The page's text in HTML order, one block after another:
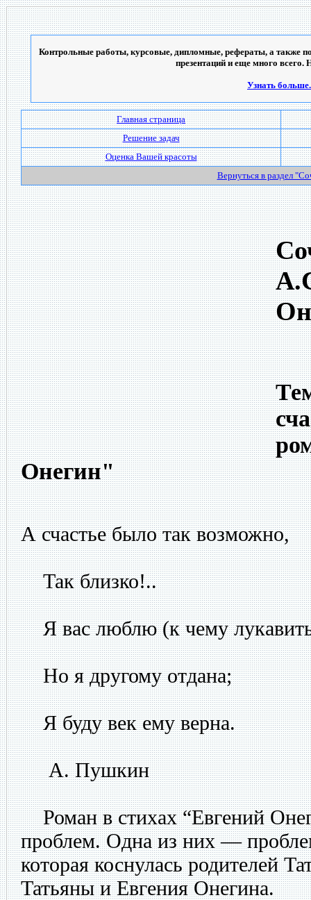
Контрольные работы, курсовые, дипломные, рефераты, а также
презентаций и еще много всего.
Узнать
Главная страница
Решение задач
Оценка Вашей красоты
Вернуться в раздел
Онегин"
А счастье было так возможно,
Так близко!..
Я вас люблю (к чему
Но я другому отдана;
Я буду век ему верна.
А. Пушкин
Роман в стихах “Евгений
проблем. Одна из них —
которая коснулась родителей
Татьяны и Евгения Онегина.